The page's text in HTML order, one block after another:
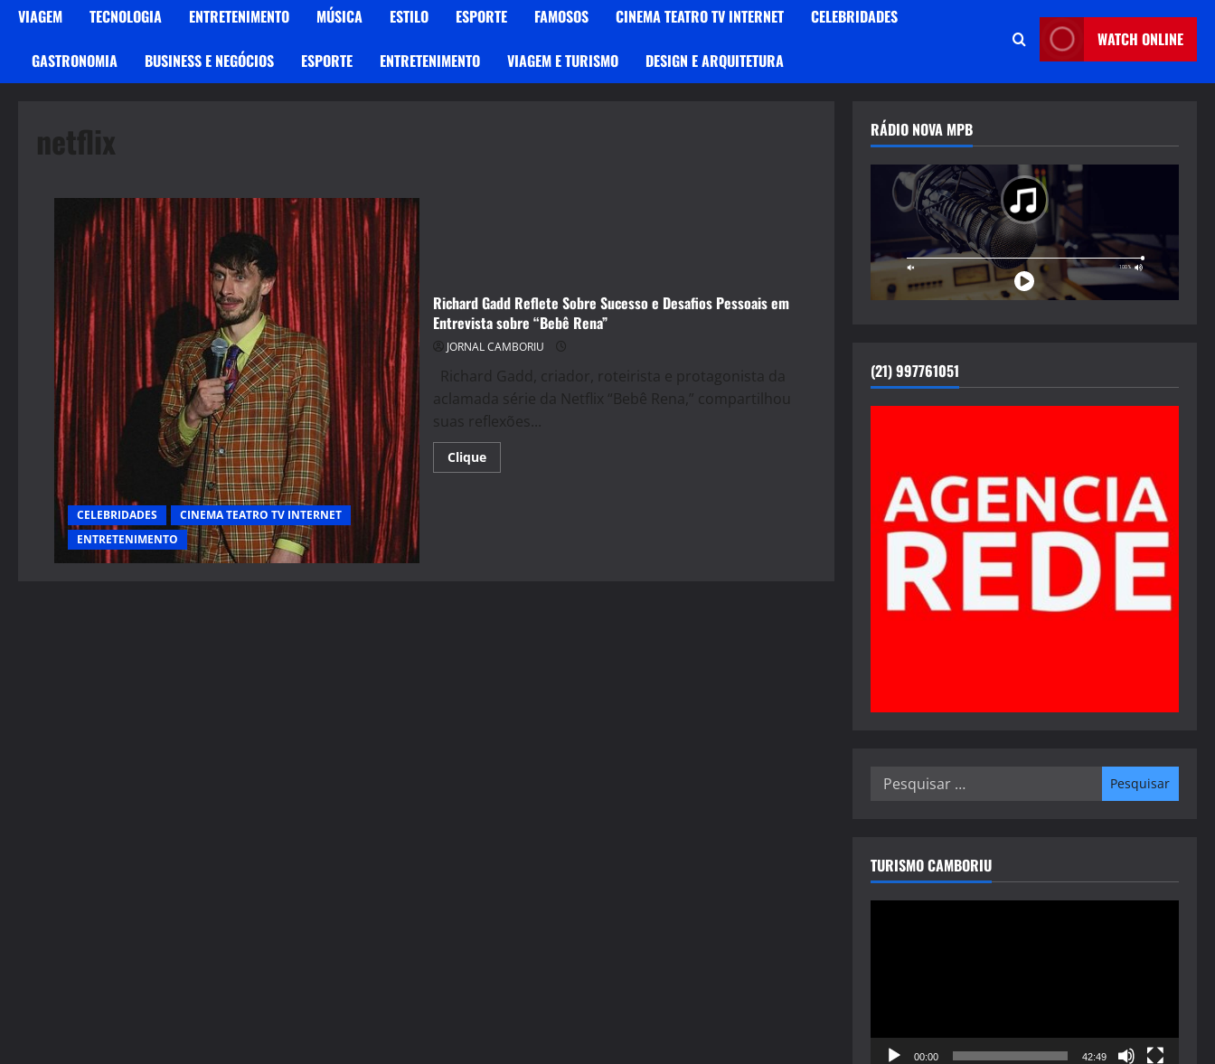
VIAGEM TECNOLOGIA ENTRETENIMENTO MÚSICA ESTILO ESPORTE FAMOSOS CINEMA TEATRO TV INTERNET CELEBRIDADES
GASTRONOMIA BUSINESS E NEGÓCIOS ESPORTE ENTRETENIMENTO VIAGEM E TURISMO DESIGN E ARQUITETURA
WATCH ONLINE
netflix
CELEBRIDADES
CINEMA TEATRO TV INTERNET
ENTRETENIMENTO
Richard Gadd Reflete Sobre Sucesso e Desafios Pessoais em
Entrevista sobre “Bebê Rena”
JORNAL CAMBORIU
Richard Gadd, criador, roteirista e protagonista da
aclamada série da Netflix “Bebê Rena,” compartilhou
suas reflexões...
CliqueRead
more
RÁDIO NOVA MPB
(21) 997761051
Pesquisar
TURISMO CAMBORIU
00:00 42:49